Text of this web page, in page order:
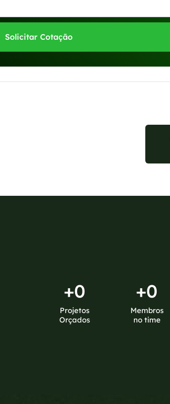
Solicitar Cotação
+0
Projetos
Orçados
+0
Membros
no time